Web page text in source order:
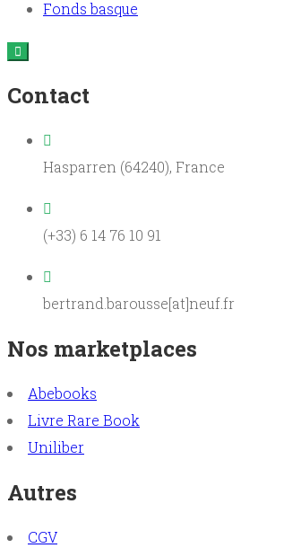
Fonds basque
Contact
Hasparren (64240), France
(+33) 6 14 76 10 91
bertrand.barousse[at]neuf.fr
Nos marketplaces
Abebooks
Livre Rare Book
Uniliber
Autres
CGV